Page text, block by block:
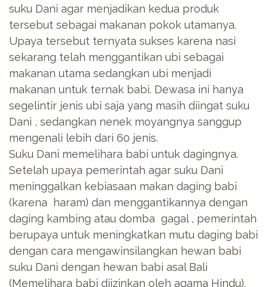
suku Dani agar menjadikan kedua produk
tersebut sebagai makanan pokok utamanya.
Upaya tersebut ternyata sukses karena nasi
sekarang telah menggantikan ubi sebagai
makanan utama sedangkan ubi menjadi
makanan untuk ternak babi. Dewasa ini hanya
segelintir jenis ubi saja yang masih diingat suku
Dani , sedangkan nenek moyangnya sanggup
mengenali lebih dari 60 jenis.
Suku Dani memelihara babi untuk dagingnya.
Setelah upaya pemerintah agar suku Dani
meninggalkan kebiasaan makan daging babi
(karena haram) dan menggantikannya dengan
daging kambing atau domba gagal , pemerintah
berupaya untuk meningkatkan mutu daging babi
dengan cara mengawinsilangkan hewan babi
suku Dani dengan hewan babi asal Bali
(Memelihara babi diizinkan oleh agama Hindu).